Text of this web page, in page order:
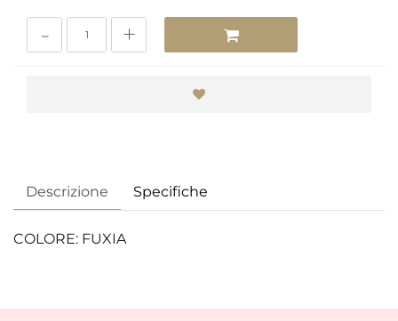
Descrizione Specifiche
COLORE: FUXIA